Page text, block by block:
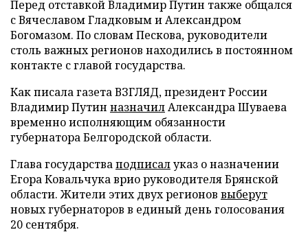
Перед отставкой Владимир Путин также общался
с Вячеславом Гладковым и Александром
Богомазом. По словам Пескова, руководители
столь важных регионов находились в постоянном
контакте с главой государства.
Как писала газета ВЗГЛЯД, президент России
Владимир Путин назначилАлександра Шуваева
временно исполняющим обязанности
губернатора Белгородской области.
Глава государстваподписалуказ о назначении
Егора Ковальчука врио руководителя Брянской
области. Жители этих двух регионов выберут
новых губернаторов в единый день голосования
20 сентября.